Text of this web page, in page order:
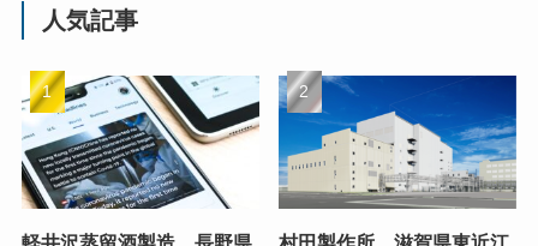
人気記事